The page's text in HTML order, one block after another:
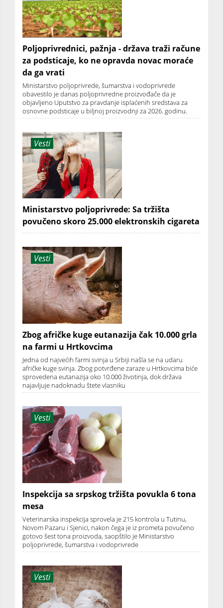
Poljoprivrednici, pažnja - država traži račune
za podsticaje, ko ne opravda novac moraće
da ga vrati
Ministarstvo poljoprivrede, šumarstva i vodoprivrede
obavestilo je danas poljoprivredne proizvođače da je
objavljeno Uputstvo za pravdanje isplaćenih sredstava za
osnovne podsticaje u biljnoj proizvodnji za 2026. godinu.
Vesti
Ministarstvo poljoprivrede: Sa tržišta
povučeno skoro 25.000 elektronskih cigareta
Vesti
Zbog afričke kuge eutanazija čak 10.000 grla
na farmi u Hrtkovcima
Jedna od najvećih farmi svinja u Srbiji našla se na udaru
afričke kuge svinja. Zbog potvrđene zaraze u Hrtkovcima biće
sprovedena eutanazija oko 10.000 životinja, dok država
najavljuje nadoknadu štete vlasniku
Vesti
Inspekcija sa srpskog tržišta povukla 6 tona
mesa
Veterinarska inspekcija sprovela je 215 kontrola u Tutinu,
Novom Pazaru i Sjenici, nakon čega je iz prometa povučeno
gotovo šest tona proizvoda, saopštilo je Ministarstvo
poljoprivrede, šumarstva i vodoprivrede
Vesti